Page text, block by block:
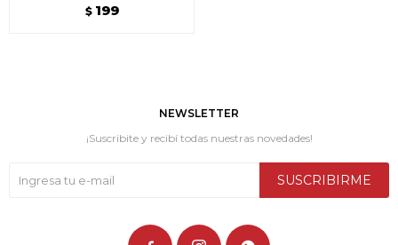
$ 199
NEWSLETTER
¡Suscribite y recibí todas nuestras novedades!
SUSCRIBIRME